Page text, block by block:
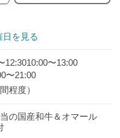
日を見る
12:3010:00〜13:00
〜21:00
程度）
の国産和牛＆オマール